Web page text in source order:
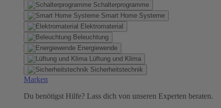
Schalterprogramme
Smart Home Systeme
Elektromaterial
Beleuchtung
Energiewende
Lüftung und Klima
Sicherheitstechnik
Marken
Du benötigst Hilfe? Lass dich von unseren Experten beraten.